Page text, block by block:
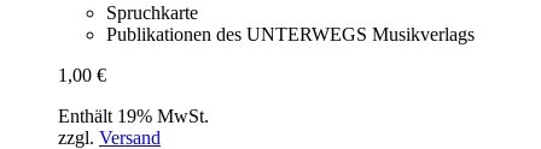
Spruchkarte
Publikationen des UNTERWEGS Musikverlags
1,00 €
Enthält 19% MwSt.
zzgl. Versand